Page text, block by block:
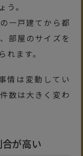
。
一戸建てから都
部屋のサイズを
ます。
情は変動してい
数は大きく変わ
が高い